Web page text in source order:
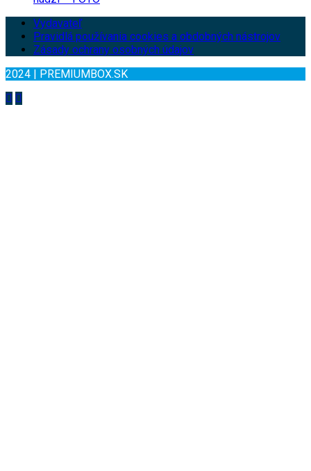
Vydavateľ
Pravidlá používania cookies a obdobných nástrojov
Zásady ochrany osobných údajov
2024 | PREMIUMBOX.SK